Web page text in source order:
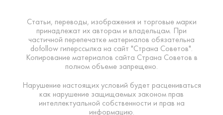
Статьи, переводы, изображения и торговые марки
принадлежат их авторам и владельцам. При
частичной перепечатке материалов обязательна
dofollow гиперссылка на сайт "Страна Советов".
Копирование материалов сайта Страна Советов в
полном объеме запрещено.
Нарушение настоящих условий будет расцениваться
как нарушение защищаемых законом прав
интеллектуальной собственности и прав на
информацию.